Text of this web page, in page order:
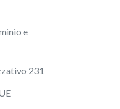
e
231